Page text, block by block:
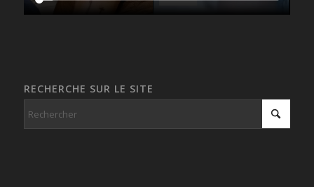
RECHERCHE SUR LE SITE